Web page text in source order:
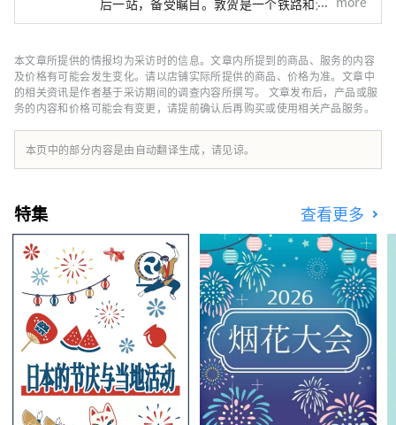
镇，新干线是在日本海一侧第一个有铁路运行的
观光景点星罗棋布，山侧的日本遗产旧北陆线隧
道遗产群开通后，“欧洲国际联络列车”开通了
直达敦贺港的列车，敦贺港已发展成为日本的主
要港口之一。日本海一侧的国际港口，我们将继
续提供路线巴士和旅游计划，例如敦贺港线沿海
日本遗产的新观光路线。为什么不踏上一段超乎
本文章所提供的情报均为采访时的信息。文章内所提到的商品、服务的内容
及价格有可能会发生变化。请以店铺实际所提供的商品、价格为准。文章中
的相关资讯是作者基于采访期间的调查内容所撰写。 文章发布后，产品或服
务的内容和价格可能会有变更，请提前确认后再购买或使用相关产品服务。
本页中的部分内容是由自动翻译生成，请见谅。
特集 查看更多